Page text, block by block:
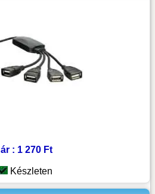
ár : 1 270 Ft
Készleten